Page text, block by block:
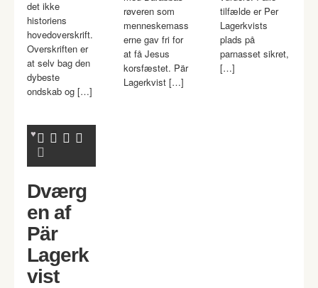
det ikke
historiens
hovedoverskrift.
Overskriften er
at selv bag den
dybeste
ondskab og […]
røveren som
menneskemass
erne gav fri for
at få Jesus
korsfæstet. Pär
Lagerkvist […]
tilfælde er Per
Lagerkvists
plads på
parnasset sikret,
[…]
Dværg
en af
Pär
Lagerk
vist